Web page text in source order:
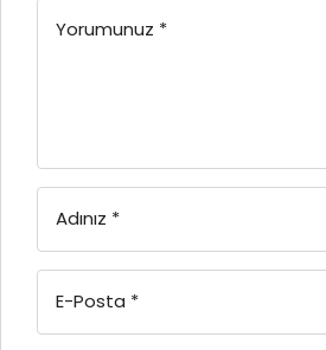
Yorumunuz *
Adınız *
E-Posta *